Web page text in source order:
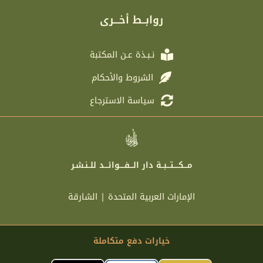
a
b
o
k
t
r
g
روابــط أخـــرى
نـبـذة عـن المكتبة
الشروط والأحكام
سياسة الاسترجاع
مـــكــــتـــبــة دار الـــفــــوائـــد للــنـشـر
الإمارات العربية المتحدة | الشارقة
خيارات دفع متكاملة